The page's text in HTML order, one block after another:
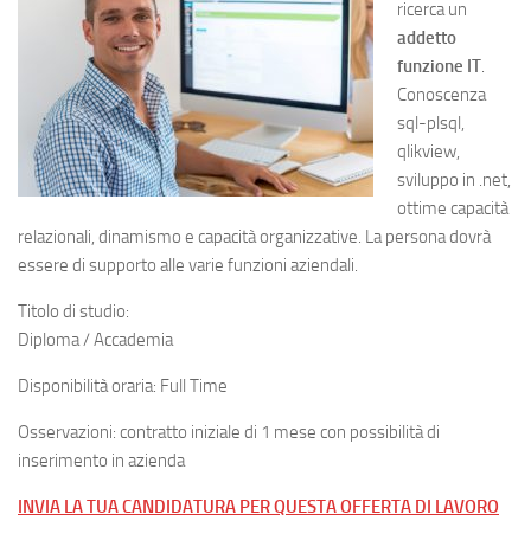
ricerca un
addetto
funzione IT.
Conoscenza
sql-plsql,
qlikview,
sviluppo in .net,
ottime capacità
relazionali, dinamismo e capacità organizzative. La persona dovrà
essere di supporto alle varie funzioni aziendali.
Titolo di studio:
Diploma / Accademia
Disponibilità oraria: Full Time
Osservazioni: contratto iniziale di 1 mese con possibilità di
inserimento in azienda
INVIA LA TUA CANDIDATURA PER QUESTA OFFERTA DI LAVORO